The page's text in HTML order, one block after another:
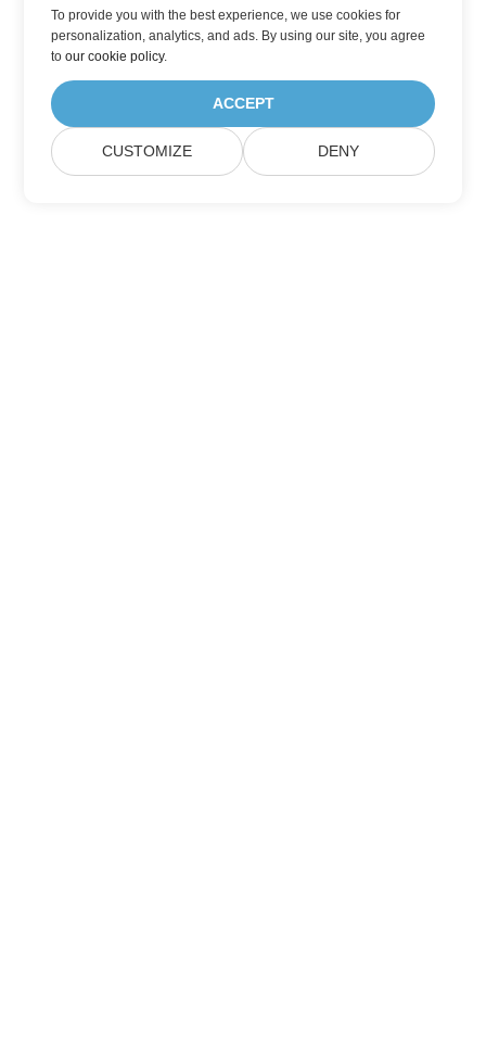
To provide you with the best experience, we use cookies for
personalization, analytics, and ads. By using our site, you agree
toour cookie policy.
ACCEPT
CUSTOMIZE DENY